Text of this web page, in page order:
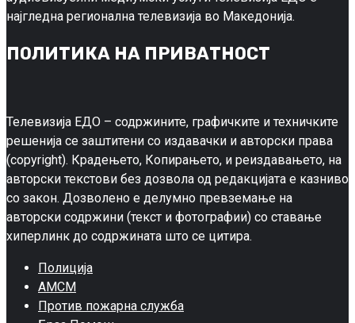
најгледна регионална телевизија во Македонија.
ПОЛИТИКА НА ПРИВАТНОСТ
Телевизија ЕДО – содржините, графичките и техничките
решенија се заштитени со издавачки и авторски права
(copyright). Крадењето, Копирањето, и реиздавањето, на
авторски текстови без дозвола од редакцијата е казниво
со закон. Дозволено е делумно превземање на
авторски содржини (текст и фотографии) со ставање
хиперлинк до содржината што се цитира.
Полиција
АМСМ
Против пожарна служба